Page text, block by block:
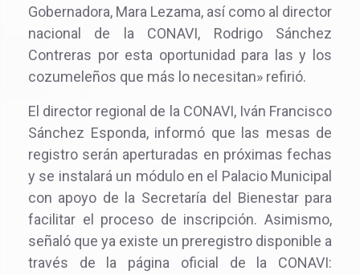
Gobernadora, Mara Lezama, así como al director
nacional de la CONAVI, Rodrigo Sánchez
Contreras por esta oportunidad para las y los
cozumeleños que más lo necesitan» refirió.
El director regional de la CONAVI, Iván Francisco
Sánchez Esponda, informó que las mesas de
registro serán aperturadas en próximas fechas
y se instalará un módulo en el Palacio Municipal
con apoyo de la Secretaría del Bienestar para
facilitar el proceso de inscripción. Asimismo,
señaló que ya existe un preregistro disponible a
través de la página oficial de la CONAVI: